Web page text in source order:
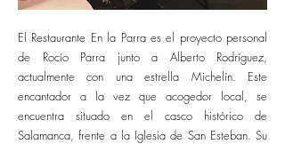
El Restaurante En la Parra es el proyecto personal
de Rocío Parra junto a Alberto Rodríguez,
actualmente con una estrella Michelín. Este
encantador a la vez que acogedor local, se
encuentra situado en el casco histórico de
Salamanca, frente a la Iglesia de San Esteban. Su